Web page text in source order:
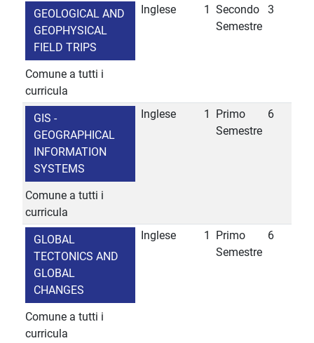
GEOLOGICAL AND
GEOPHYSICAL
FIELD TRIPS
Comune a tutti i
curricula
Inglese 1
Secondo
Semestre
3
GIS -
GEOGRAPHICAL
INFORMATION
SYSTEMS
Comune a tutti i
curricula
Inglese 1
Primo
Semestre
6
GLOBAL
TECTONICS AND
GLOBAL
CHANGES
Comune a tutti i
curricula
Inglese 1
Primo
Semestre
6